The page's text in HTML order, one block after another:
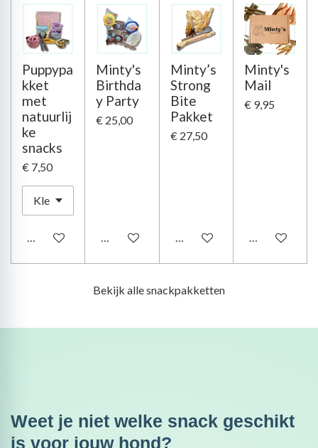
Puppypa
kket
met
natuurlij
ke
snacks
€ 7,50
Bekijk details
Minty's
Birthda
y Party
€ 25,00
Bekijk details
Minty’s
Strong
Bite
Pakket
€ 27,50
In winkelwagen
Minty's
Mail
€ 9,95
Bekijk details
Bekijk alle snackpakketten
Weet je niet welke snack geschikt
is voor jouw hond?